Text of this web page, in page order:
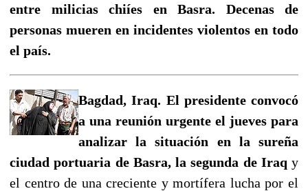
entre milicias chiíes en Basra. Decenas de
personas mueren en incidentes violentos en todo
el país.
Bagdad, Iraq. El presidente convocó
a una reunión urgente el jueves para
analizar la situación en la sureña
ciudad portuaria de Basra, la segunda de Iraq y
el centro de una creciente y mortífera lucha por el